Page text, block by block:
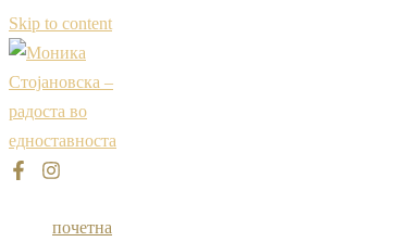
Skip to content
почетна